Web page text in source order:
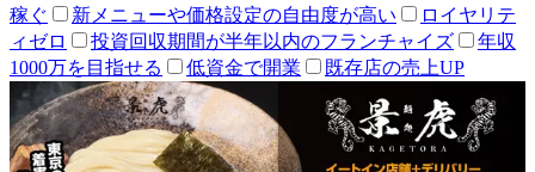
稼ぐ
新メニューや価格設定の自由度が高い
ロイヤリテ
ィゼロ
投資回収期間が半年以内のフランチャイズ
年収
1000万を目指せる
低資金で開業 既存店の売上UP